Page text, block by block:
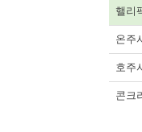
핼리
온주
호주
콘크